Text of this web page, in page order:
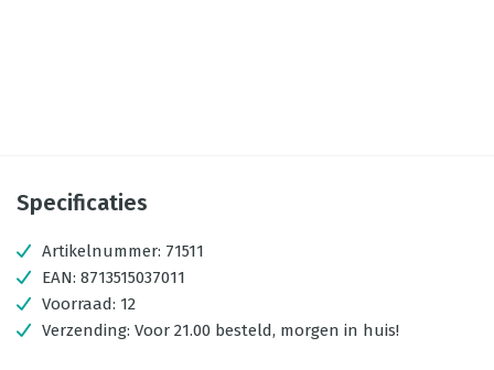
Specificaties
Artikelnummer: 71511
EAN: 8713515037011
Voorraad: 12
Verzending: Voor 21.00 besteld, morgen in huis!